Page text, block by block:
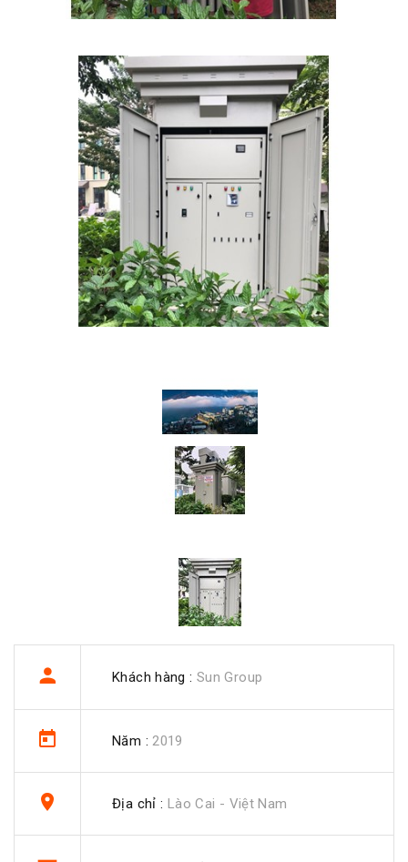
Khách hàng : Sun Group
Năm : 2019
Địa chỉ : Lào Cai - Việt Nam